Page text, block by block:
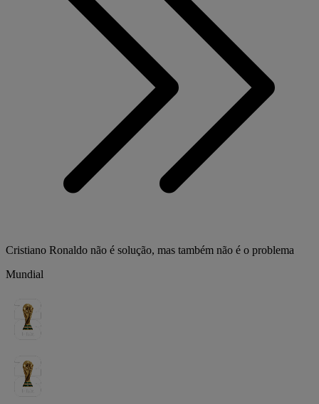
Cristiano Ronaldo não é solução, mas também não é o problema
Mundial